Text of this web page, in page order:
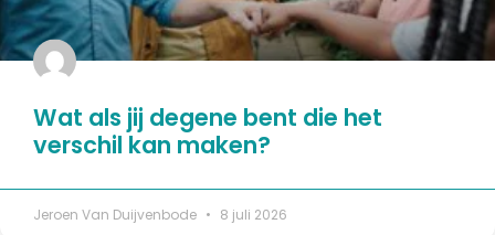
Wat als jij degene bent die het
verschil kan maken?
Jeroen Van Duijvenbode 8 juli 2026